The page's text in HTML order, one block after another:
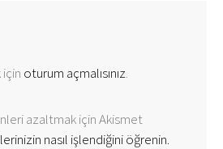
oturum açmalısınız.
azaltmak için Akismet
nasıl işlendiğini öğrenin.